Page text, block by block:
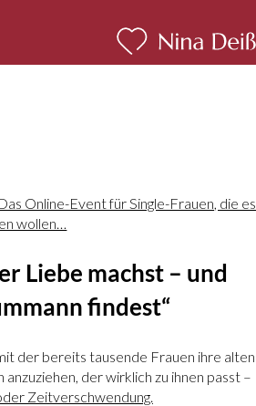
Online-Event für Single-Frauen, die es
wollen…
Liebe machst – und
findest“
der bereits tausende Frauen ihre alten
der wirklich zu ihnen passt –
Zeitverschwendung.